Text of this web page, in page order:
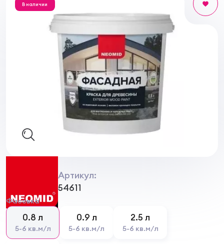
В наличии
Артикул:
54611
Фасовка
0.8 л
5-6 кв.м/л
0.9 л
5-6 кв.м/л
2.5 л
5-6 кв.м/л